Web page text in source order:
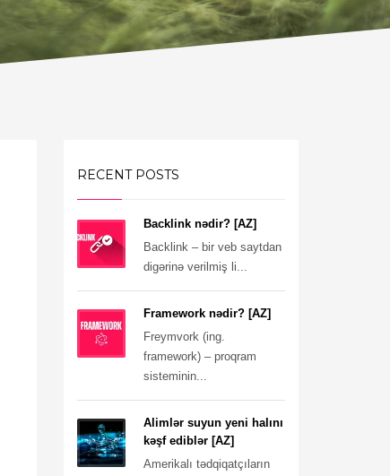
RECENT POSTS
Backlink nədir? [AZ]
Backlink – bir veb saytdan
digərinə verilmiş li...
Framework nədir? [AZ]
Freymvork (ing.
framework) – proqram
sisteminin...
Alimlər suyun yeni halını
kəşf ediblər [AZ]
Amerikalı tədqiqatçıların